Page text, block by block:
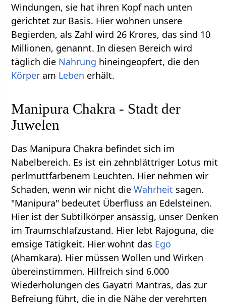
Windungen, sie hat ihren Kopf nach unten
gerichtet zur Basis. Hier wohnen unsere
Begierden, als Zahl wird 26 Krores, das sind 10
Millionen, genannt. In diesen Bereich wird
täglich die Nahrung hineingeopfert, die den
Körper am Leben erhält.
Manipura Chakra - Stadt der
Juwelen
Das Manipura Chakra befindet sich im
Nabelbereich. Es ist ein zehnblättriger Lotus mit
perlmuttfarbenem Leuchten. Hier nehmen wir
Schaden, wenn wir nicht dieWahrheit sagen.
"Manipura" bedeutet Überfluss an Edelsteinen.
Hier ist der Subtilkörper ansässig, unser Denken
im Traumschlafzustand. Hier lebt Rajoguna, die
emsige Tätigkeit. Hier wohnt das Ego
(Ahamkara). Hier müssen Wollen und Wirken
übereinstimmen. Hilfreich sind 6.000
Wiederholungen des Gayatri Mantras, das zur
Befreiung führt, die in die Nähe der verehrten